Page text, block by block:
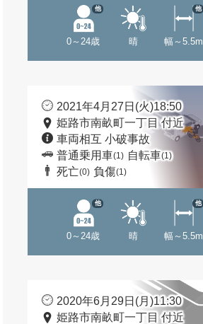
0～24歳
他
晴 幅～5.5m
他
2021年4月27日(火)18:50
姫路市南畝町一丁目 付近
車両相互 小破事故
普通乗用車(1) 自転車(1)
死亡(0) 負傷(1)
0～24歳
他
晴 幅～5.5m
他
2020年6月29日(月)11:30
姫路市南畝町一丁目 付近